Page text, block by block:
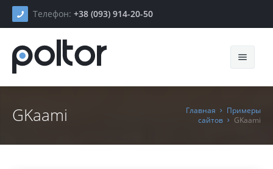
Телефон: +38 (093) 914-20-50
GKaami Главная
Примеры
сайтов
GKaami